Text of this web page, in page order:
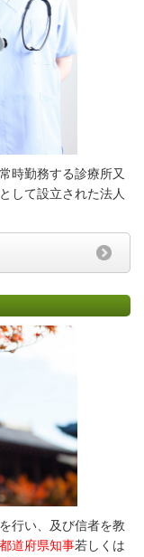
時勤務する診療所又
して設立された法人
行い、及び信者を教
都道府県知事若しくは